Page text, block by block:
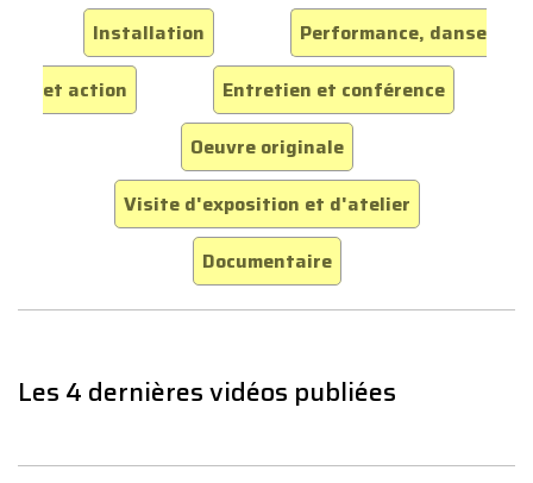
Installation
Performance, danse
et action
Entretien et conférence
Oeuvre originale
Visite d'exposition et d'atelier
Documentaire
Les 4 dernières vidéos publiées